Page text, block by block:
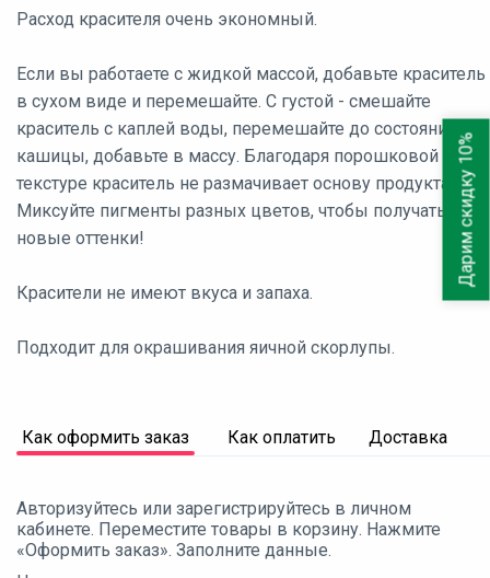
Расход красителя очень экономный.
Если вы работаете с жидкой массой, добавьте краситель
в сухом виде и перемешайте. С густой - смешайте
краситель с каплей воды, перемешайте до состояния
кашицы, добавьте в массу. Благодаря порошковой
текстуре краситель не размачивает основу продукта.
Миксуйте пигменты разных цветов, чтобы получать
новые оттенки!
Красители не имеют вкуса и запаха.
Подходит для окрашивания яичной скорлупы.
Как оформить заказ Как оплатить Доставка
Авторизуйтесь или зарегистрируйтесь в личном
кабинете. Переместите товары в корзину. Нажмите
«Оформить заказ». Заполните данные.
Дарим скидку 10%